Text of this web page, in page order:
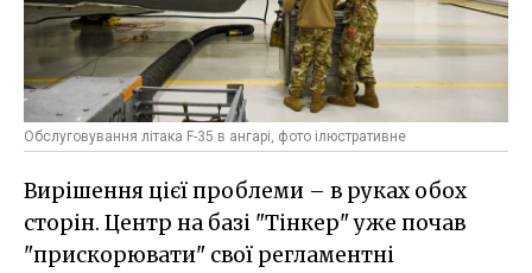
Обслуговування літака F-35 в ангарі, фото ілюстративне
Вирішення цієї проблеми – в руках обох
сторін. Центр на базі "Тінкер" уже почав
"прискорювати" свої регламентні